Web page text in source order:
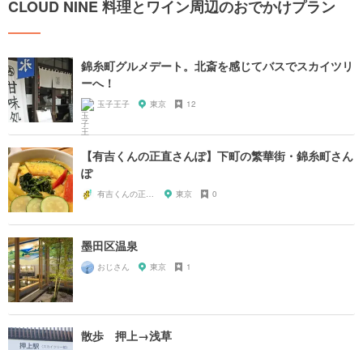
CLOUD NINE 料理とワイン周辺のおでかけプラン
錦糸町グルメデート。北斎を感じてバスでスカイツリ
ーへ！
玉子王子 東京 12
【有吉くんの正直さんぽ】下町の繁華街・錦糸町さん
ぽ
東京 0
墨田区温泉
おじさん 東京 1
散歩 押上→浅草